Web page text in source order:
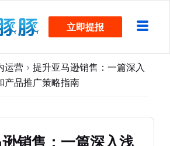
立即提报
运营 › 提升亚马逊销售：一篇深入
产品推广策略指南
销售：一篇深入浅